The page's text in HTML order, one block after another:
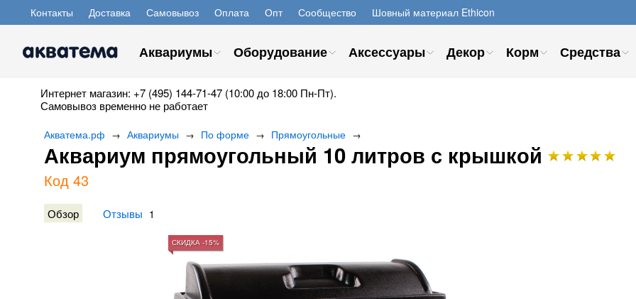
Контакты Доставка Самовывоз Оплата Опт Сообщество Шовный материал Ethicon
Аквариумы Оборудование Аксессуары Декор Корм Средства
Интернет магазин: +7 (495) 144-71-47 (10:00 до 18:00 Пн-Пт).
Самовывоз временно не работает
Акватема.рф → Аквариумы → По форме → Прямоугольные →
Аквариум прямоугольный 10 литров с крышкой
Код 43
Обзор Отзывы 1
СКИДКА -15%